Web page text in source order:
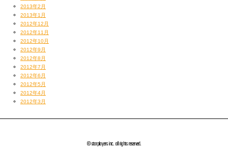
2013年2月
2013年1月
2012年12月
2012年11月
2012年10月
2012年9月
2012年8月
2012年7月
2012年6月
2012年5月
2012年4月
2012年3月
© starplayers inc. all rights reserved.